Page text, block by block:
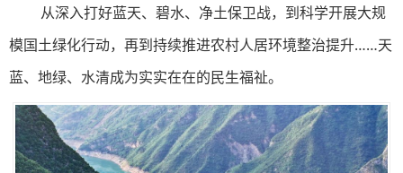
从深入打好蓝天、碧水、净土保卫战，到科学开展大规
模国土绿化行动，再到持续推进农村人居环境整治提升……天
蓝、地绿、水清成为实实在在的民生福祉。